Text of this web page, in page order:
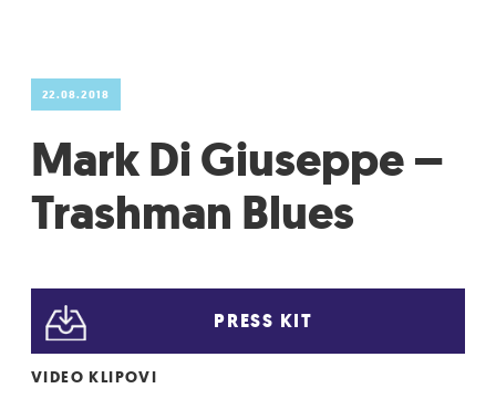
22.08.2018
Mark Di Giuseppe –
Trashman Blues
PRESS KIT
VIDEO KLIPOVI